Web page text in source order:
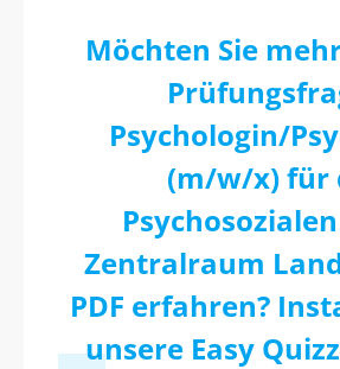
Möchten Sie
Psychologin/
(m/w/x) für
Zentralraum
PDF erfahren?
unsere Easy